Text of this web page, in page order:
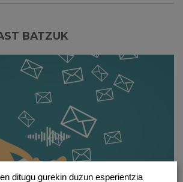
BATZUK
ditugu gurekin duzun esperientzia